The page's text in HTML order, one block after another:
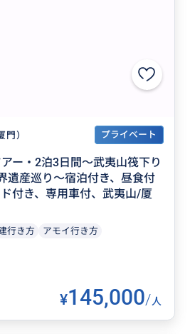
門） プライベート
ー・2泊3日間～武夷山筏下り
遺産巡り～宿泊付き、昼食付
付き、専用車付、武夷山/厦
行き方
アモイ行き方
¥145,000/人